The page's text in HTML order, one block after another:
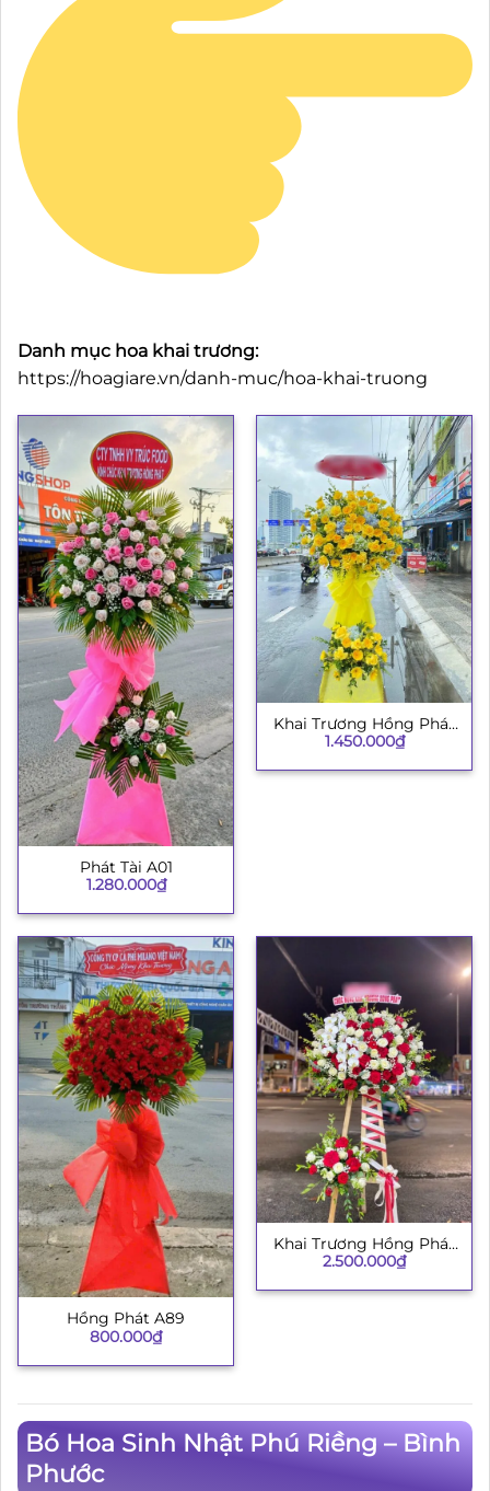
Danh mục hoa khai trương:
https://hoagiare.vn/danh-muc/hoa-khai-truong
Phát Tài A01
1.280.000₫
Khai Trương Hồng Phát
003
1.450.000₫
Hồng Phát A89
800.000₫
Khai Trương Hồng Phát
002
2.500.000₫
Bó Hoa Sinh Nhật Phú Riềng – Bình
Phước